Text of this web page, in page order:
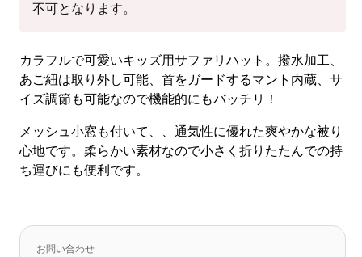
不可となります。
カラフルで可愛いキッズ用サファリハット。撥水加工、
あご紐は取り外し可能、首をガードするマント内蔵、サ
イズ調節も可能なので機能的にもバッチリ！
メッシュ小窓も付いて、、通気性に優れた爽やかな被り
心地です。柔らかい素材なので小さく折りたたんでの持
ち運びにも便利です。
お問い合わせ